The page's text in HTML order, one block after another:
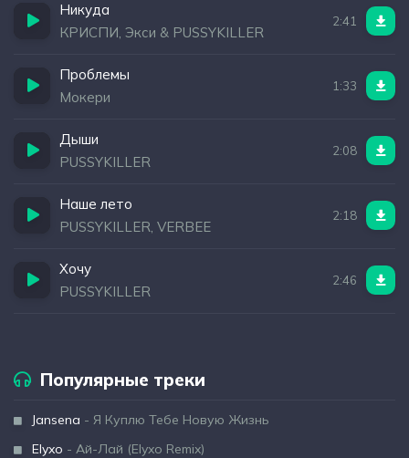
Никуда
КРИСПИ, Экси & PUSSYKILLER
2:41
Проблемы
Мокери
1:33
Дыши
PUSSYKILLER
2:08
Наше лето
PUSSYKILLER, VERBEE
2:18
Хочу
PUSSYKILLER
2:46
Популярные треки
Jansena - Я Куплю Тебе Новую Жизнь
Elyxo - Ай-Лай (Elyxo Remix)